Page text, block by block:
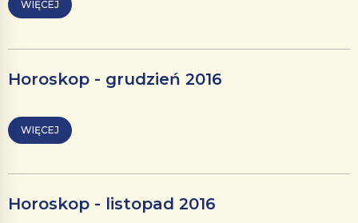
WIĘCEJ
Horoskop - grudzień 2016
WIĘCEJ
Horoskop - listopad 2016